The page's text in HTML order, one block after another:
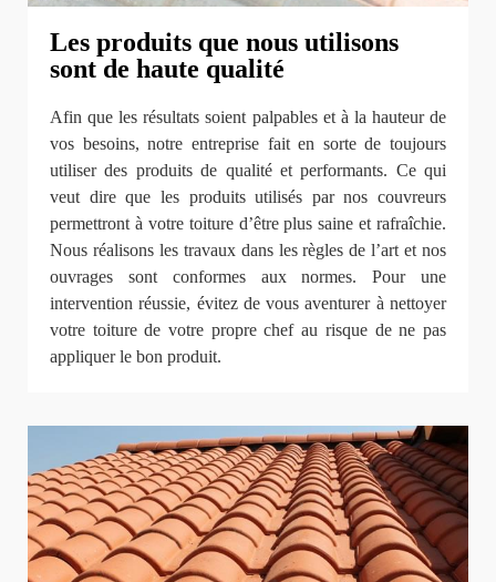
Les produits que nous utilisons
sont de haute qualité
Afin que les résultats soient palpables et à la hauteur de
vos besoins, notre entreprise fait en sorte de toujours
utiliser des produits de qualité et performants. Ce qui
veut dire que les produits utilisés par nos couvreurs
permettront à votre toiture d’être plus saine et rafraîchie.
Nous réalisons les travaux dans les règles de l’art et nos
ouvrages sont conformes aux normes. Pour une
intervention réussie, évitez de vous aventurer à nettoyer
votre toiture de votre propre chef au risque de ne pas
appliquer le bon produit.